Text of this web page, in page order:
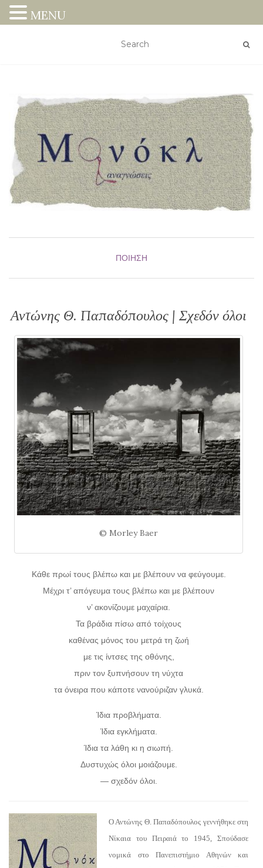
ΠΟΊΗΣΗ
Αντώνης Θ. Παπαδόπουλος | Σχεδόν όλοι
© Morley Baer
Κάθε πρωί τους βλέπω και με βλέπουν να φεύγουμε.
Μέχρι τ’ απόγευμα τους βλέπω και με βλέπουν
ν’ ακονίζουμε μαχαίρια.
Τα βράδια πίσω από τοίχους
καθένας μόνος του μετρά τη ζωή
με τις ίντσες της οθόνης,
πριν τον ξυπνήσουν τη νύχτα
τα όνειρα που κάποτε νανούριζαν γλυκά.
Ίδια προβλήματα.
Ίδια εγκλήματα.
Ίδια τα λάθη κι η σιωπή.
Δυστυχώς όλοι μοιάζουμε.
— σχεδόν όλοι.
Ο Αντώνης Θ. Παπαδόπουλος γεννήθηκε στη
Νίκαια του Πειραιά το 1945, Σπούδασε
νομικά στο Πανεπιστήμιο Αθηνών και
MENU